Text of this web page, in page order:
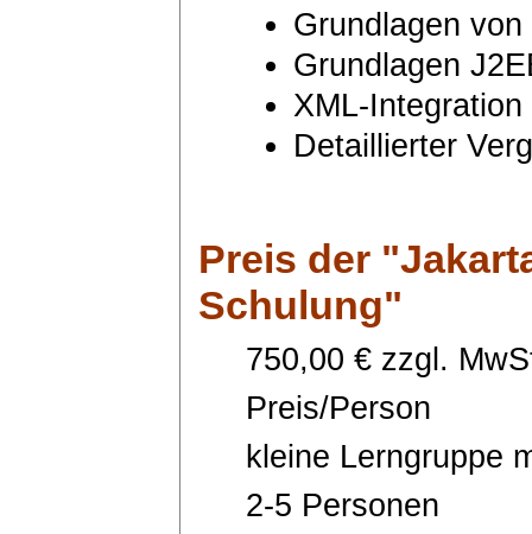
Grundlagen
Grundlagen
XML-Integration
Detaillierter
Preis der
Schulung"
750,00 € zzgl.
Preis/Person
kleine Lerngruppe
2-5 Personen